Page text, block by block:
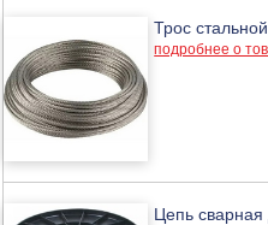
Трос
подробнее о
Цепь